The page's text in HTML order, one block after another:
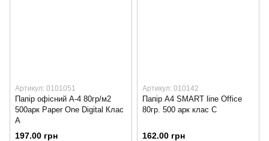
Артикул: 0101051
Папір офісний А-4 80гр/м2
500арк Paper One Digital Клас
А
197.00 грн
Артикул: 010142
Папір А4 SMART line Office
80гр. 500 арк клас С
162.00 грн